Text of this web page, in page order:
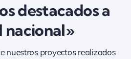
destacados a
nacional»
nuestros proyectos realizados